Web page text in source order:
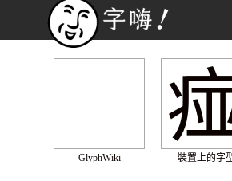
GlyphWiki 裝置上的字